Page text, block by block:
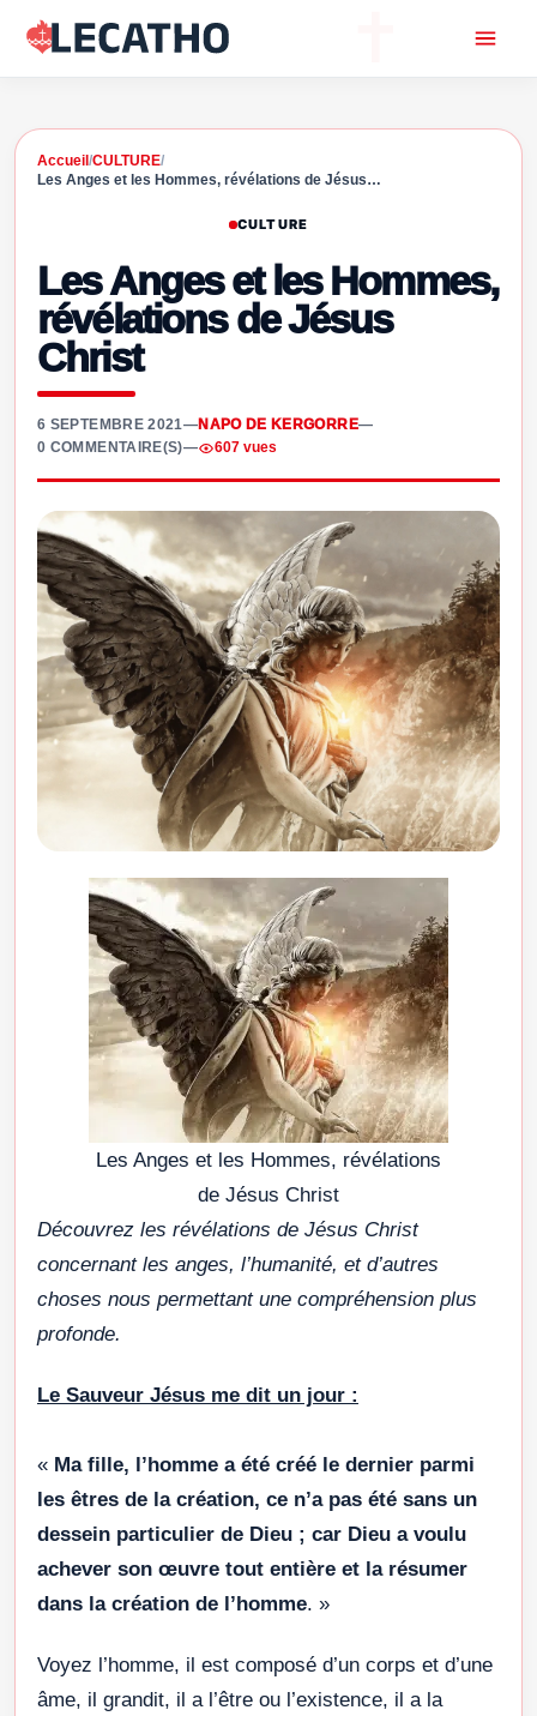
Accueil /CULTURE/
Les Anges et les Hommes, révélations de Jésus…
CULTURE
Les Anges et les Hommes,
révélations de Jésus
Christ
6 SEPTEMBRE 2021—NAPO DE KERGORRE—
0 COMMENTAIRE(S)— 607 vues
Les Anges et les Hommes, révélations
de Jésus Christ
Découvrez les révélations de Jésus Christ
concernant les anges, l’humanité, et d’autres
choses nous permettant une compréhension plus
profonde.
Le Sauveur Jésus me dit un jour :
« Ma fille, l’homme a été créé le dernier parmi
les êtres de la création, ce n’a pas été sans un
dessein particulier de Dieu ; car Dieu a voulu
achever son œuvre tout entière et la résumer
dans la création de l’homme. »
Voyez l’homme, il est composé d’un corps et d’une
âme, il grandit, il a l’être ou l’existence, il a la